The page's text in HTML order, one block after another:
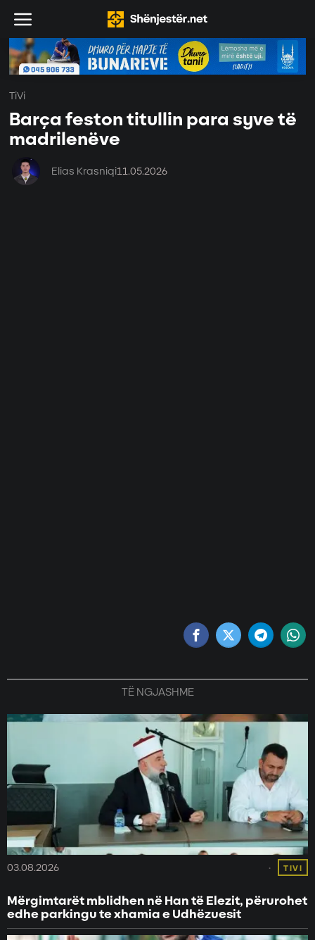
TiVi
Barça feston titullin para syve të
madrilenëve
Elias Krasniqi11.05.2026
TË NGJASHME
03.08.2026 TIVI
Mërgimtarët mblidhen në Han të Elezit, përurohet
edhe parkingu te xhamia e Udhëzuesit